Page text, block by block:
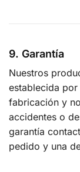
9. Garantía
Nuestros
establecida
fabricación y
accidentes o
garantía
pedido y una